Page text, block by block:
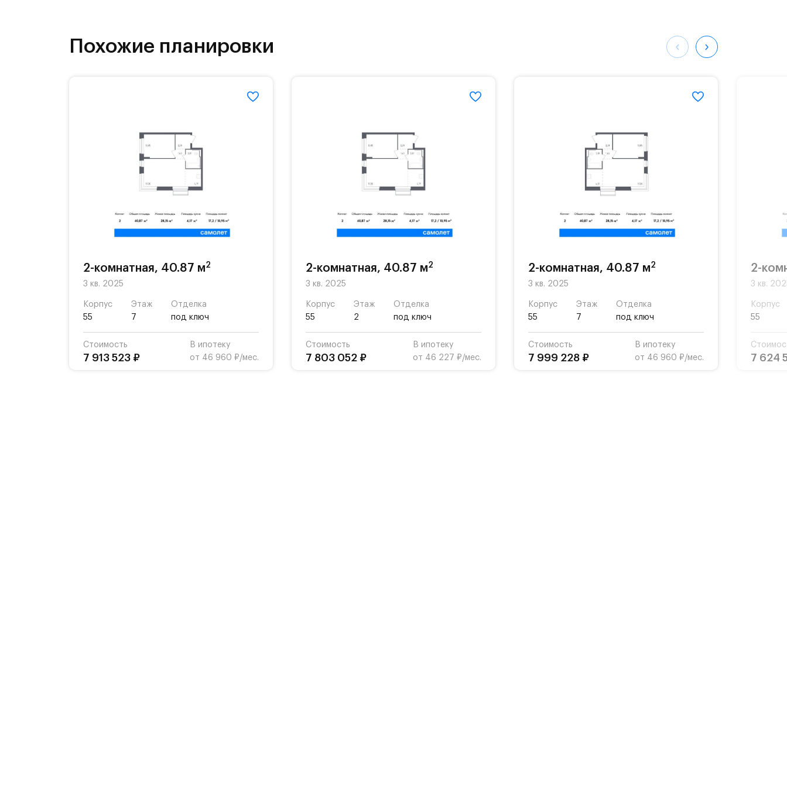
На территории квартала возведут детский сад и школу. Также для наиболее одарённых
детей есть возможность посещения частной гимназии «Жуковка».
Похожие планировки
2-комнатная, 40.87 м2
3 кв. 2025
Корпус
55
Этаж
7
Отделка
под ключ
Стоимость
7 913 523 ₽
В ипотеку
от 46 960 ₽/мес.
2-комнатная, 40.87 м2
3 кв. 2025
Корпус
55
Этаж
2
Отделка
под ключ
Стоимость
7 803 052 ₽
В ипотеку
от 46 227 ₽/мес.
2-комнатная, 40.87 м2
3 кв. 2025
Корпус
55
Этаж
7
Отделка
под ключ
Стоимость
7 999 228 ₽
В ипотеку
от 46 960 ₽/мес.
2-
3 кв.
Корпус
55
7 624